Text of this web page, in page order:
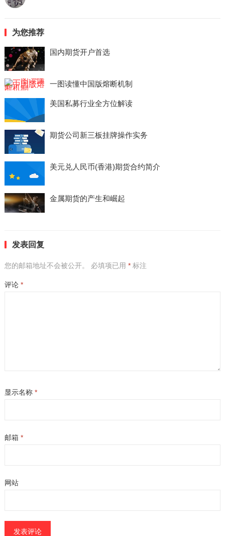
为您推荐
国内期货开户首选
一图读懂中国版熔断机制
美国私募行业全方位解读
期货公司新三板挂牌操作实务
美元兑人民币(香港)期货合约简介
金属期货的产生和崛起
发表回复
您的邮箱地址不会被公开。 必填项已用 *标注
评论 *
显示名称 *
邮箱 *
网站